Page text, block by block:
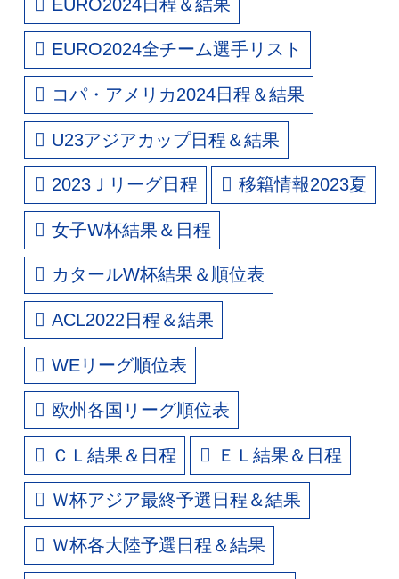
EURO2024日程＆結果
EURO2024全チーム選手リスト
コパ・アメリカ2024日程＆結果
U23アジアカップ日程＆結果
2023Ｊリーグ日程 移籍情報2023夏
女子W杯結果＆日程
カタールW杯結果＆順位表
ACL2022日程＆結果
WEリーグ順位表
欧州各国リーグ順位表
ＣＬ結果＆日程 ＥＬ結果＆日程
Ｗ杯アジア最終予選日程＆結果
Ｗ杯各大陸予選日程＆結果